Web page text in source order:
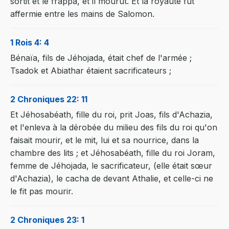
affermie entre les mains de Salomon.
1 Rois 4: 4
Bénaïa, fils de Jéhojada, était chef de l'armée ;
Tsadok et Abiathar étaient sacrificateurs ;
2 Chroniques 22: 11
Et Jéhosabéath, fille du roi, prit Joas, fils d'Achazia,
et l'enleva à la dérobée du milieu des fils du roi qu'on
faisait mourir, et le mit, lui et sa nourrice, dans la
chambre des lits ; et Jéhosabéath, fille du roi Joram,
femme de Jéhojada, le sacrificateur, (elle était sœur
d'Achazia), le cacha de devant Athalie, et celle-ci ne
le fit pas mourir.
2 Chroniques 23: 1